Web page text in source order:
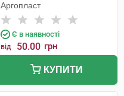
Аргопласт
Є в наявності
від 50.00 грн
КУПИТИ